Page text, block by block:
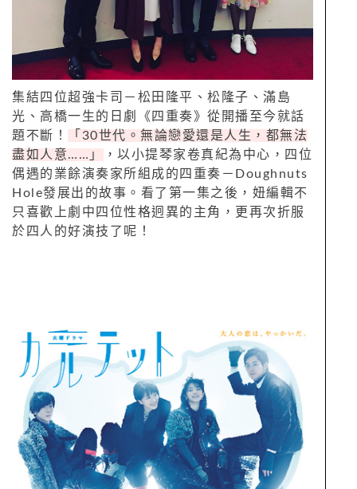
集結四位超強卡司－松田隆平、松隆子、滿島
光、高橋一生的日劇《四重奏》從開播至今就話
題不斷！
「30世代。無論戀愛還是人生，都無法
盡如人意……」
，以小提琴家卷真紀為中心，四位
偶遇的業餘演奏家所組成的四重奏－Doughnuts
Hole發展出的故事。看了第一集之後，妞編輯不
只喜歡上劇中四位性格迥異的主角，更再次折服
於四人的好演技了呢！